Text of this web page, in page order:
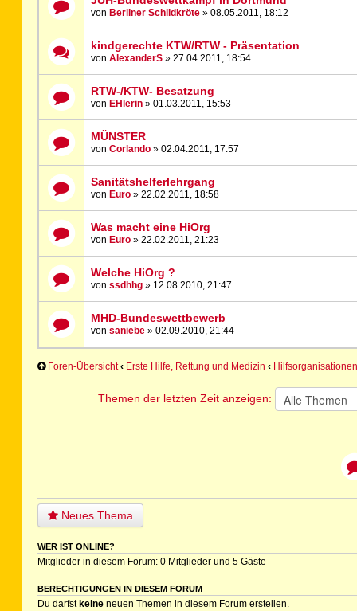
von Berliner Schildkröte » 08.05.2011, 18:12
kindgerechte KTW/RTW - Präsentation
vonAlexanderS » 27.04.2011, 18:54
RTW-/KTW- Besatzung
von EHlerin » 01.03.2011, 15:53
MÜNSTER
vonCorlando » 02.04.2011, 17:57
Sanitätshelferlehrgang
von Euro » 22.02.2011, 18:58
Was macht eine HiOrg
von Euro » 22.02.2011, 21:23
Welche HiOrg ?
vonssdhhg » 12.08.2010, 21:47
MHD-Bundeswettbewerb
vonsaniebe » 02.09.2010, 21:44
Foren-Übersicht ‹ Erste Hilfe, Rettung und Medizin ‹ Hilfsorganisationen
Themen der letzten Zeit anzeigen:
Neues Thema
WER IST ONLINE?
Mitglieder in diesem Forum: 0 Mitglieder und 5 Gäste
BERECHTIGUNGEN IN DIESEM FORUM
Du darfst keine neuen Themen in diesem Forum erstellen.